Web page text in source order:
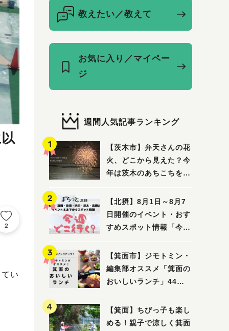
2
い
教えたい／教えて
お気に入り／マイペー
ジ
週間人気記事ランキング
【茨木市】弁天さんの花
火、どこから見えた？今
年は茨木のあちこちを巡
【北摂】8月1日～8月7
日開催のイベント・おす
すめスポット情報「今週
面・吹田・池田・茨木・
高槻）
【箕面市】ジモトミン・
編集部オススメ「箕面の
おいしいランチ」44
から穴場まで！〜
【箕面】ちびっ子も楽し
める！親子で涼しく箕面